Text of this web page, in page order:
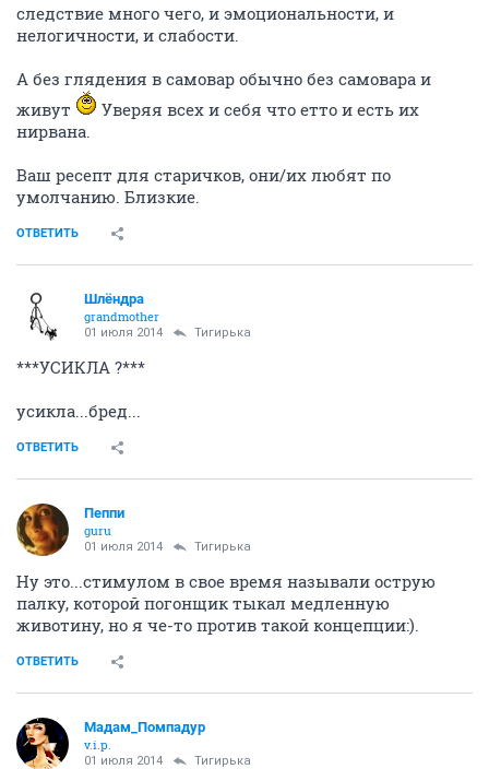
следствие много чего, и эмоциональности, и
нелогичности, и слабости.
А без глядения в самовар обычно без самовара и
живут
Уверяя всех и себя что етто и есть их
нирвана.
Ваш ресепт для старичков, они/их любят по
умолчанию. Близкие.
ОТВЕТИТЬ
Шлёндра
grandmother
01 июля 2014 Тигирька
***УСИКЛА ?***
усикла...бред...
ОТВЕТИТЬ
Пeппи
guru
01 июля 2014 Тигирька
Ну это...стимулом в свое время называли острую
палку, которой погонщик тыкал медленную
животину, но я че-то против такой концепции:).
ОТВЕТИТЬ
Мадам_Помпадур
v.i.p.
01 июля 2014 Тигирька